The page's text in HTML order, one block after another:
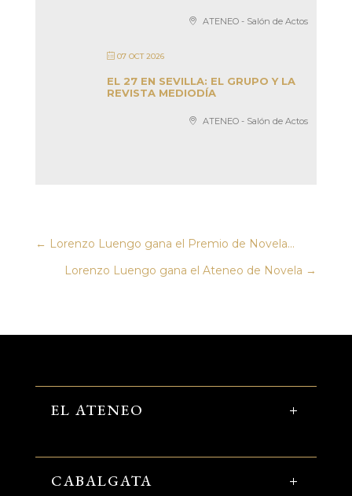
ATENEO - Salón de Actos
07 OCT 2026
EL 27 EN SEVILLA: EL GRUPO Y LA
REVISTA MEDIODÍA
ATENEO - Salón de Actos
← Lorenzo Luengo gana el Premio de Novela...
Lorenzo Luengo gana el Ateneo de Novela →
EL ATENEO
CABALGATA